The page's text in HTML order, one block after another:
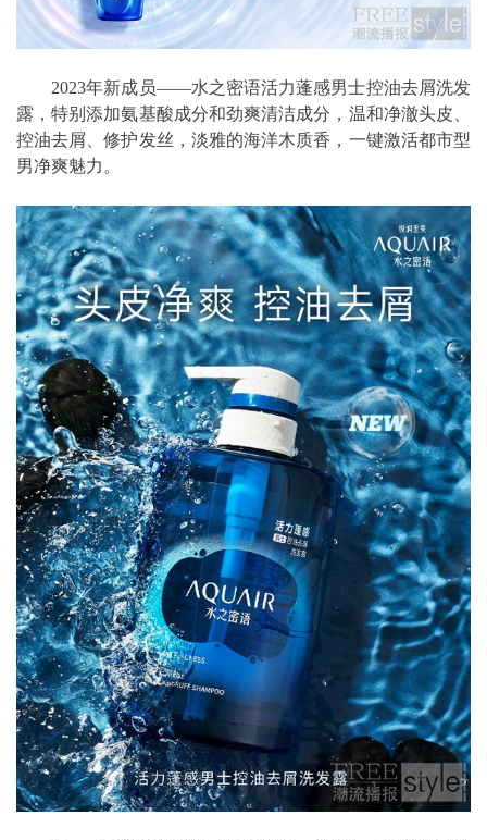
2023年新成员——水之密语活力蓬感男士控油去屑洗发
露，特别添加氨基酸成分和劲爽清洁成分，温和净澈头皮、
控油去屑、修护发丝，淡雅的海洋木质香，一键激活都市型
男净爽魅力。